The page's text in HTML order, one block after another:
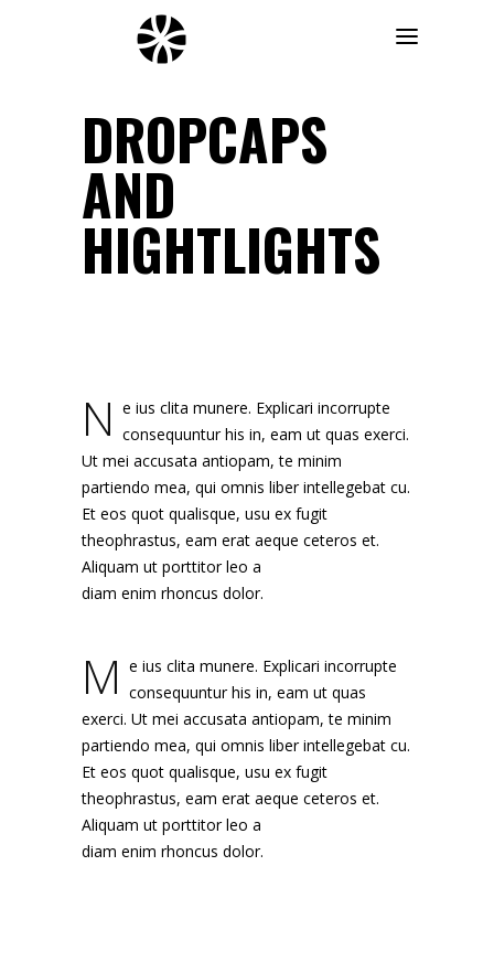
DROPCAPS
AND
HIGHTLIGHTS
N e ius clita munere. Explicari incorrupte
consequuntur his in, eam ut quas exerci.
Ut mei accusata antiopam, te minim
partiendo mea, qui omnis liber intellegebat cu.
Et eos quot qualisque, usu ex fugit
theophrastus, eam erat aeque ceteros et.
Aliquam ut porttitor leo a
diam enim rhoncus dolor.
M e ius clita munere. Explicari incorrupte
consequuntur his in, eam ut quas
exerci. Ut mei accusata antiopam, te minim
partiendo mea, qui omnis liber intellegebat cu.
Et eos quot qualisque, usu ex fugit
theophrastus, eam erat aeque ceteros et.
Aliquam ut porttitor leo a
diam enim rhoncus dolor.